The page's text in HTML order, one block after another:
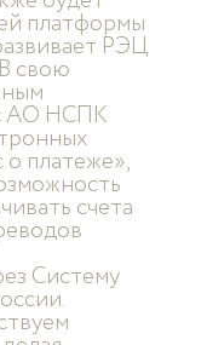
платформы
РЭЦ
свою
АО НСПК
о платеже»,
счета
Систему